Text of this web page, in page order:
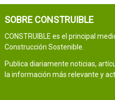
SOBRE CONSTRUIBLE
CONSTRUIBLE es el principal
Construcción Sostenible.
Publica diariamente noticias,
la información más relevante y